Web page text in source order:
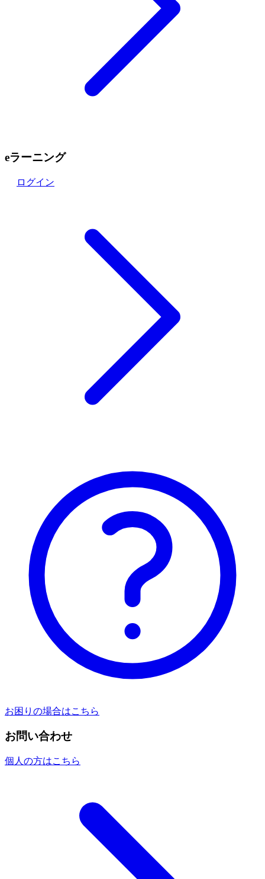
eラーニング
ログイン
お困りの場合はこちら
お問い合わせ
個人の方はこちら